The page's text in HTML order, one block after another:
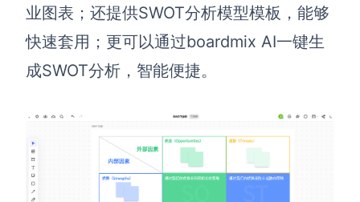
AI创作
创意与绘图
业图表；还提供SWOT分析模型模板，能够
快速套用；更可以通过boardmix AI一键生
成SWOT分析，智能便捷。